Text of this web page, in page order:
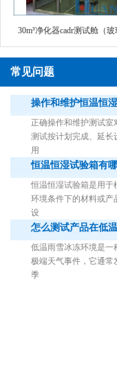
30m³净化器cadr测试舱（玻
1立方米细菌气雾柜（不
常见问题
操作和维护恒温恒
正确操作和维护测试室
测试按计划完成、延长
用
恒温恒湿试验箱有
恒温恒湿试验箱是用于
环境条件下的材料或产
设
怎么测试产品在低
低温雨雪冰冻环境是一
极端天气事件，它通常
季